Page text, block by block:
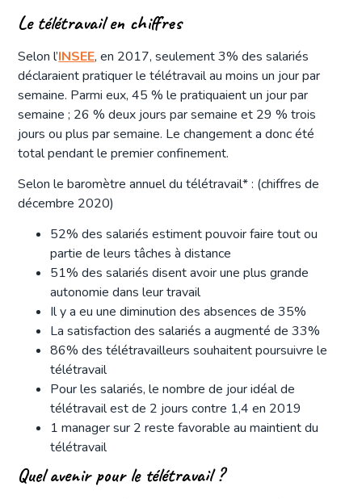
Le télétravail en chiffres
Selon l’INSEE, en 2017, seulement 3% des salariés
déclaraient pratiquer le télétravail au moins un jour par
semaine. Parmi eux, 45 % le pratiquaient un jour par
semaine ; 26 % deux jours par semaine et 29 % trois
jours ou plus par semaine. Le changement a donc été
total pendant le premier confinement.
Selon le baromètre annuel du télétravail* : (chiffres de
décembre 2020)
52% des salariés estiment pouvoir faire tout ou
partie de leurs tâches à distance
51% des salariés disent avoir une plus grande
autonomie dans leur travail
Il y a eu une diminution des absences de 35%
La satisfaction des salariés a augmenté de 33%
86% des télétravailleurs souhaitent poursuivre le
télétravail
Pour les salariés, le nombre de jour idéal de
télétravail est de 2 jours contre 1,4 en 2019
1 manager sur 2 reste favorable au maintient du
télétravail
Quel avenir pour le télétravail ?